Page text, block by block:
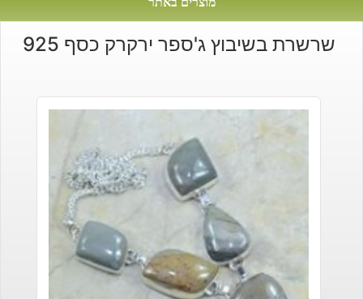
שרשרת בשיבוץ ג'ספר ירקרק כסף 925